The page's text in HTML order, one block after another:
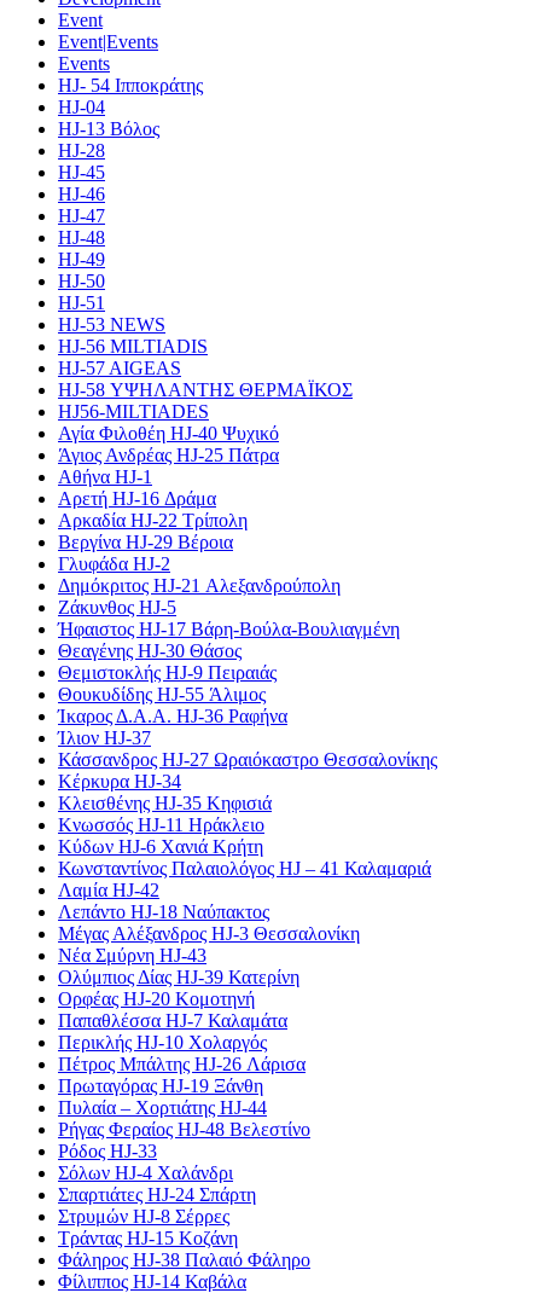
Event
Event|Events
Events
HJ- 54 Ιπποκράτης
HJ-04
HJ-13 Βόλος
HJ-28
HJ-45
HJ-46
HJ-47
HJ-48
HJ-49
HJ-50
HJ-51
HJ-53 NEWS
HJ-56 MILTIADIS
HJ-57 AIGEAS
HJ-58 ΥΨΗΛΑΝΤΗΣ ΘΕΡΜΑΪΚΟΣ
HJ56-MILTIADES
Αγία Φιλοθέη HJ-40 Ψυχικό
Άγιος Ανδρέας HJ-25 Πάτρα
Αθήνα HJ-1
Αρετή HJ-16 Δράμα
Αρκαδία HJ-22 Τρίπολη
Βεργίνα HJ-29 Βέροια
Γλυφάδα HJ-2
Δημόκριτος HJ-21 Αλεξανδρούπολη
Ζάκυνθος HJ-5
Ήφαιστος HJ-17 Βάρη-Βούλα-Βουλιαγμένη
Θεαγένης HJ-30 Θάσος
Θεμιστοκλής HJ-9 Πειραιάς
Θουκυδίδης HJ-55 Άλιμος
Ίκαρος Δ.Α.Α. HJ-36 Ραφήνα
Ίλιον HJ-37
Κάσσανδρος HJ-27 Ωραιόκαστρο Θεσσαλονίκης
Κέρκυρα HJ-34
Κλεισθένης HJ-35 Κηφισιά
Κνωσσός HJ-11 Ηράκλειο
Κύδων HJ-6 Χανιά Κρήτη
Κωνσταντίνος Παλαιολόγος HJ – 41 Καλαμαριά
Λαμία HJ-42
Λεπάντο HJ-18 Ναύπακτος
Μέγας Αλέξανδρος HJ-3 Θεσσαλονίκη
Νέα Σμύρνη HJ-43
Ολύμπιος Δίας HJ-39 Κατερίνη
Ορφέας HJ-20 Κομοτηνή
Παπαθλέσσα HJ-7 Καλαμάτα
Περικλής HJ-10 Χολαργός
Πέτρος Μπάλτης HJ-26 Λάρισα
Πρωταγόρας HJ-19 Ξάνθη
Πυλαία – Χορτιάτης HJ-44
Ρήγας Φεραίος HJ-48 Βελεστίνο
Ρόδος HJ-33
Σόλων HJ-4 Χαλάνδρι
Σπαρτιάτες HJ-24 Σπάρτη
Στρυμών HJ-8 Σέρρες
Τράντας HJ-15 Κοζάνη
Φάληρος HJ-38 Παλαιό Φάληρο
Φίλιππος HJ-14 Καβάλα